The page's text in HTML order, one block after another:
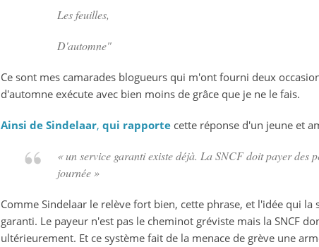
Les feuilles,
D'automne"
Ce sont mes camarades blogueurs qui m'ont fourni deux
d'automne exécute avec bien moins de grâce que je ne le fais.
Ainsi de Sindelaar, qui rapporte cette réponse d'un jeune et
« un service garanti existe déjà. La SNCF doit payer des
journée »
Comme Sindelaar le relève fort bien, cette phrase, et l'idée qui
garanti. Le payeur n'est pas le cheminot gréviste mais la SNCF
ultérieurement. Et ce système fait de la menace de grève une